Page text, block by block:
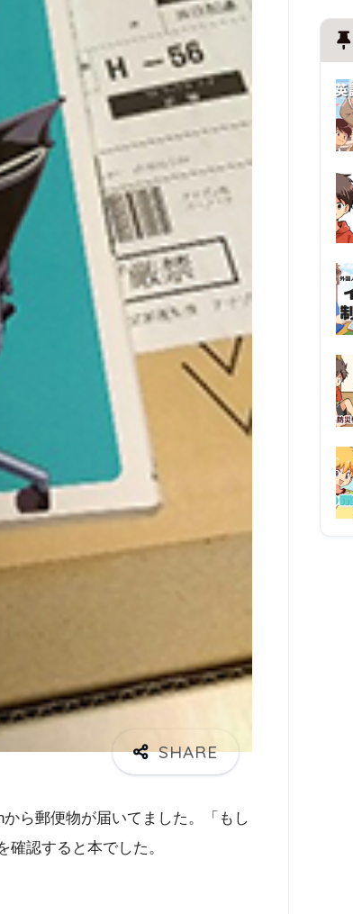
ら郵便物が届いてました。「もし
認すると本でした。